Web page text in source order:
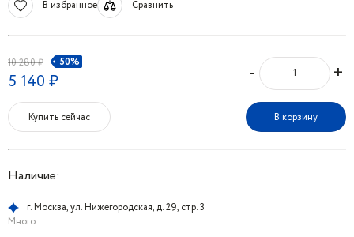
В избранное Сравнить
10 280 ₽ 50%
5 140 ₽ - +
Купить сейчас В корзину
Наличие:
г. Москва, ул. Нижегородская, д. 29, стр. 3
Много